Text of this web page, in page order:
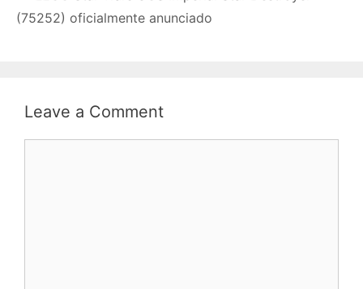
(75252) oficialmente anunciado
Leave a Comment